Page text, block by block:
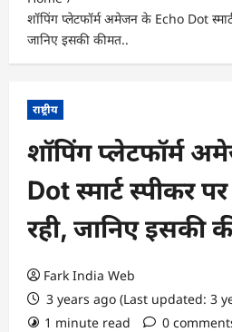
शॉपिंग प्लेटफॉर्म अमेजन के Echo Dot
जानिए इसकी कीमत..
राष्ट्रीय
शॉपिंग प्लेटफॉर्म
Dot स्मार्ट स्पीकर
रही, जानिए इसकी
Fark India Web
3 years ago (Last updated: 3
1 minute read
0